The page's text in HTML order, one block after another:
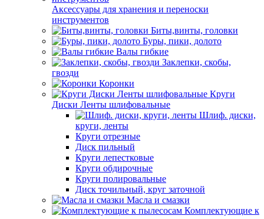
Аксессуары для хранения и переноски
инструментов
Биты,винты, головки
Буры, пики, долото
Валы гибкие
Заклепки, скобы,
гвозди
Коронки
Круги
Диски Ленты шлифовальные
Шлиф. диски,
круги, ленты
Круги отрезные
Диск пильный
Круги лепестковые
Круги обдирочные
Круги полировальные
Диск точильный, круг заточной
Масла и смазки
Комплектующие к